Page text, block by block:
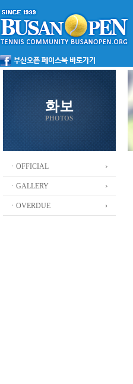
화보
PHOTOS
ㆍOFFICIAL
ㆍGALLERY
ㆍOVERDUE